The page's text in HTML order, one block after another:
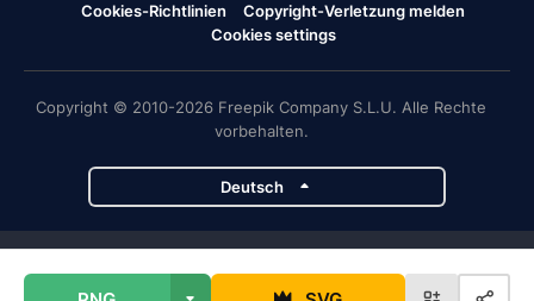
Cookies-Richtlinien
Copyright-Verletzung melden
Cookies settings
Copyright © 2010-2026 Freepik Company S.L.U. Alle Rechte
vorbehalten.
Deutsch